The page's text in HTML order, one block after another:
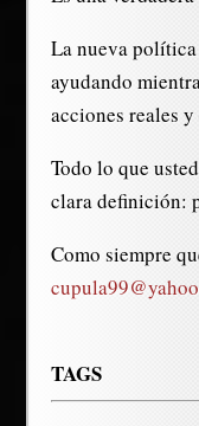
La nueva
ayudando
acciones reales
Todo lo que
clara definición:
Como siempre
TAGS